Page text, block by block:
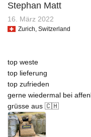
Stephan Matt
16. März 2022
Zurich, Switzerland
top weste
top lieferung
top zufrieden
gerne wiedermal bei
grüsse aus 🇨🇭